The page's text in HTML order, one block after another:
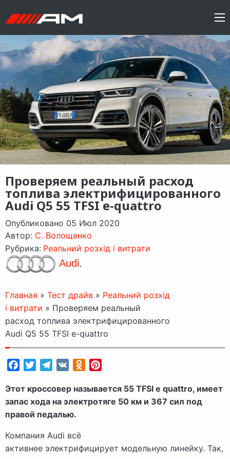
Проверяем реальный расход
топлива электрифицированного
Audi Q5 55 TFSI e-quattro
Опубликовано 05 Июл 2020
Автор: C. Волощенко
Рубрика: Реальний розхід і витрати
Audi.
Главная » Тест драйв » Реальний розхід
і витрати » Проверяем реальный
расход топлива электрифицированного
Audi Q5 55 TFSI e-quattro
FacebookTwitterTelegram
VK Odnoklassniki
Этот кроссовер называется 55 TFSI e quattro, имеет
запас хода на электротяге 50 км и 367 сил под
правой педалью.
Компания Audi всё
активнее электрифицирует модельную линейку. Так,